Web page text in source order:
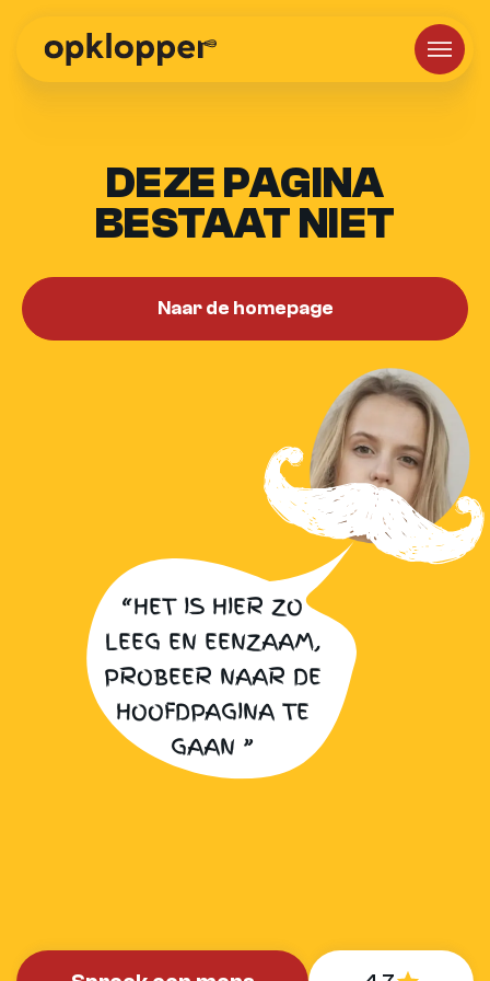
DEZE PAGINA
BESTAAT NIET
“HET IS HIER ZO
LEEG EN EENZAAM,
PROBEER NAAR DE
HOOFDPAGINA TE
GAAN ”
Naar de homepage